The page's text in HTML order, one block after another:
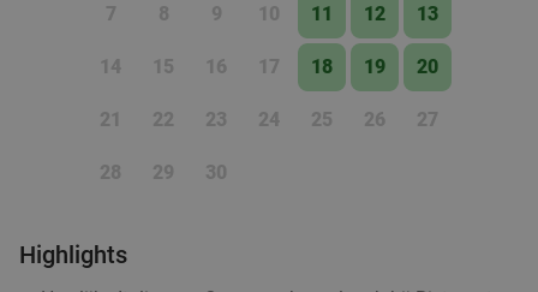
7 8 9 10 11 12 13
14 15 16 17 18 19 20
21 22 23 24 25 26 27
28 29 30
Highlights